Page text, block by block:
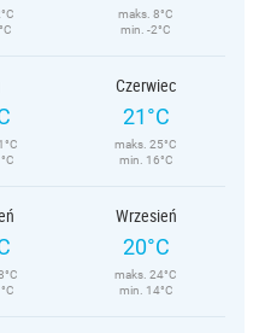
maks. 8°C
min. -2°C
Czerwiec
21°C
maks. 25°C
min. 16°C
Wrzesień
20°C
maks. 24°C
min. 14°C